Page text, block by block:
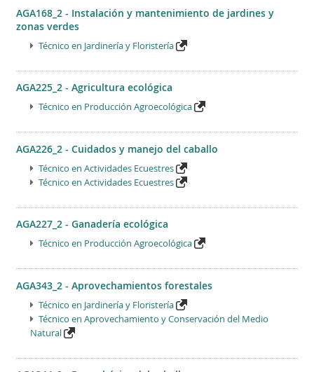
AGA168_2 - Instalación y mantenimiento de jardines y
zonas verdes
Técnico en Jardinería y Floristería
AGA225_2 - Agricultura ecológica
Técnico en Producción Agroecológica
AGA226_2 - Cuidados y manejo del caballo
Técnico en Actividades Ecuestres
Técnico en Actividades Ecuestres
AGA227_2 - Ganadería ecológica
Técnico en Producción Agroecológica
AGA343_2 - Aprovechamientos forestales
Técnico en Jardinería y Floristería
Técnico en Aprovechamiento y Conservación del Medio
Natural